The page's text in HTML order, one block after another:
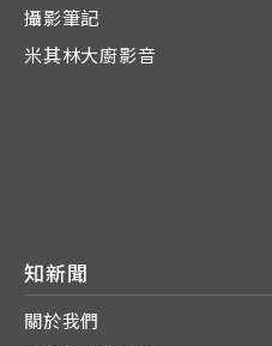
攝影筆記
米其林大廚影音
知新聞
關於我們